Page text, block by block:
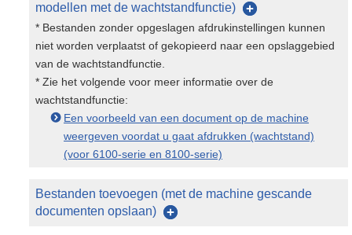
modellen met de wachtstandfunctie)
* Bestanden zonder opgeslagen afdrukinstellingen kunnen
niet worden verplaatst of gekopieerd naar een opslaggebied
van de wachtstandfunctie.
* Zie het volgende voor meer informatie over de
wachtstandfunctie:
Een voorbeeld van een document op de machine
weergeven voordat u gaat afdrukken (wachtstand)
(voor 6100-serie en 8100-serie)
Bestanden toevoegen (met de machine gescande
documenten opslaan)